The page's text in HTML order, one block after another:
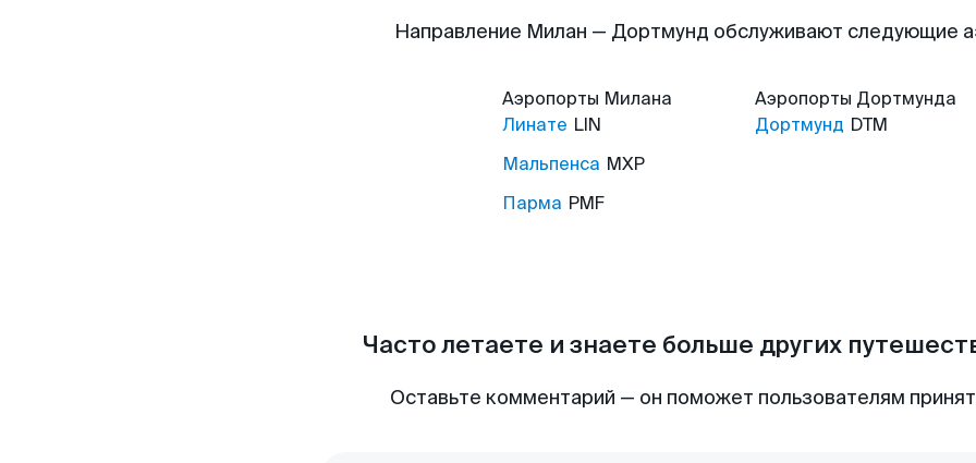
Направление Милан — Дортмунд обслуживают следующие
Аэропорты Милана
Линате LIN
Мальпенса MXP
Парма PMF
Аэропорты Дортмунда
Дортмунд DTM
Часто летаете и знаете больше других
Оставьте комментарий — он поможет пользователям